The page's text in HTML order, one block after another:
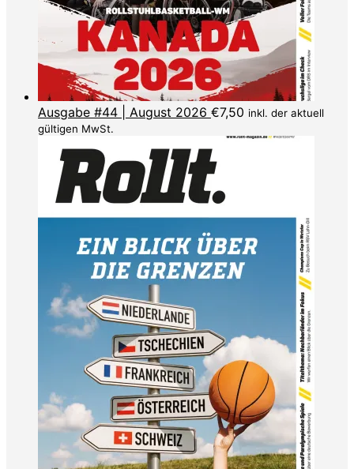
Ausgabe #44 | August 2026 €7,50 inkl. der aktuell
gültigen MwSt.